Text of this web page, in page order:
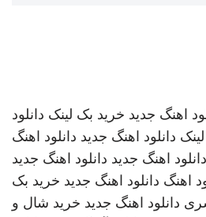
اهنگ جدید خرید بک لینک دانلود
دانلود اهنگ جدید دانلود اهنگ
دانلود اهنگ جدید دانلود اهنگ جدید
اهنگ دانلود اهنگ جدید خرید بک
دانلود اهنگ جدید خرید شال و